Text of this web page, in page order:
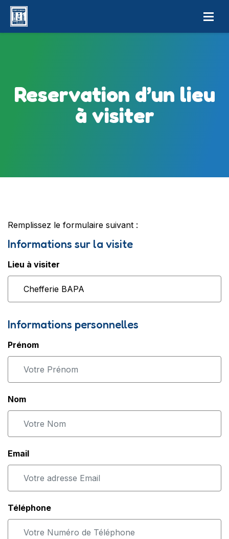
Reservation d’un lieu
à visiter
Remplissez le formulaire suivant :
Informations sur la visite
Lieu à visiter
Informations personnelles
Prénom
Nom
Email
Téléphone